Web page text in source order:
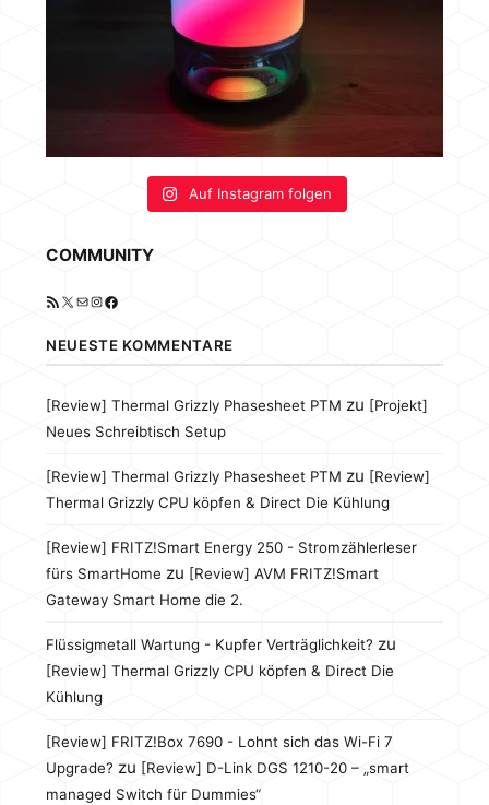
Auf Instagram folgen
COMMUNITY
RSS-Feed
X E-MailInstagram
Facebook
NEUESTE KOMMENTARE
[Review] Thermal Grizzly Phasesheet PTM zu [Projekt]
Neues Schreibtisch Setup
[Review] Thermal Grizzly Phasesheet PTM zu [Review]
Thermal Grizzly CPU köpfen & Direct Die Kühlung
[Review] FRITZ!Smart Energy 250 - Stromzählerleser
fürs SmartHome zu [Review] AVM FRITZ!Smart
Gateway Smart Home die 2.
Flüssigmetall Wartung - Kupfer Verträglichkeit? zu
[Review] Thermal Grizzly CPU köpfen & Direct Die
Kühlung
[Review] FRITZ!Box 7690 - Lohnt sich das Wi-Fi 7
Upgrade? zu [Review] D-Link DGS 1210-20 – „smart
managed Switch für Dummies“